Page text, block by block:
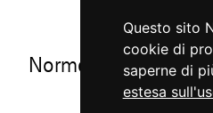
Questo sito
cookie di
saperne di
estesa
Norme d'